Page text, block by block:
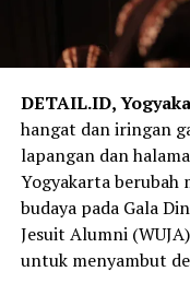
DETAIL.ID,
hangat dan iringan
lapangan dan
Yogyakarta berubah
budaya pada Gala
Jesuit Alumni
untuk menyambut